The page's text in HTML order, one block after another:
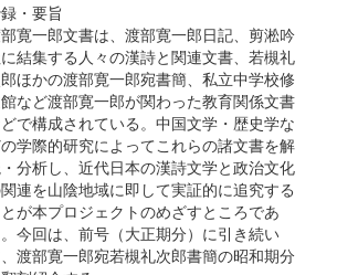
・要旨
寛一郎文書は、渡部寛一郎日記、剪淞吟
結集する人々の漢詩と関連文書、若槻礼
ほかの渡部寛一郎宛書簡、私立中学校修
など渡部寛一郎が関わった教育関係文書
で構成されている。中国文学・歴史学な
学際的研究によってこれらの諸文書を解
分析し、近代日本の漢詩文学と政治文化
連を山陰地域に即して実証的に追究する
が本プロジェクトのめざすところであ
今回は、前号（大正期分）に引き続い
渡部寛一郎宛若槻礼次郎書簡の昭和期分